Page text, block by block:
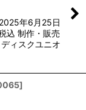
年6月25日
込 制作・販売
ィスクユニオ
]